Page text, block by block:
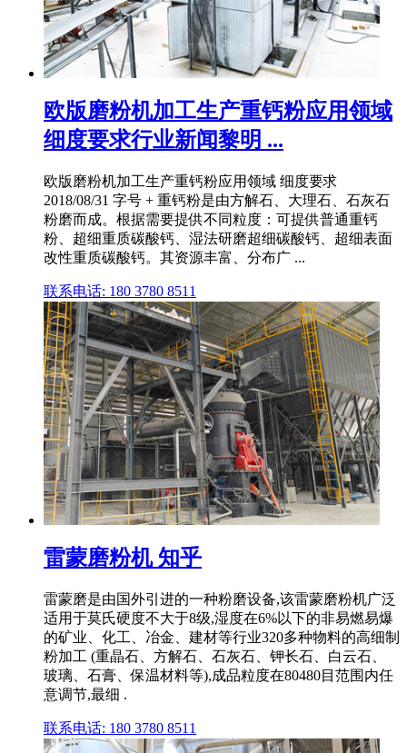
欧版磨粉机加工生产重钙粉应用领域
细度要求行业新闻黎明 ...
欧版磨粉机加工生产重钙粉应用领域 细度要求
2018/08/31 字号 + 重钙粉是由方解石、大理石、石灰石
粉磨而成。根据需要提供不同粒度：可提供普通重钙
粉、超细重质碳酸钙、湿法研磨超细碳酸钙、超细表面
改性重质碳酸钙。其资源丰富、分布广 ...
联系电话: 180 3780 8511
雷蒙磨粉机 知乎
雷蒙磨是由国外引进的一种粉磨设备,该雷蒙磨粉机广泛
适用于莫氏硬度不大于8级,湿度在6%以下的非易燃易爆
的矿业、化工、冶金、建材等行业320多种物料的高细制
粉加工 (重晶石、方解石、石灰石、钾长石、白云石、
玻璃、石膏、保温材料等),成品粒度在80480目范围内任
意调节,最细 .
联系电话: 180 3780 8511